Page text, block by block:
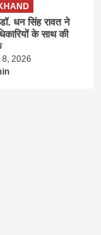
डॉ. धन सिंह रावत ने
के साथ की
8, 2026